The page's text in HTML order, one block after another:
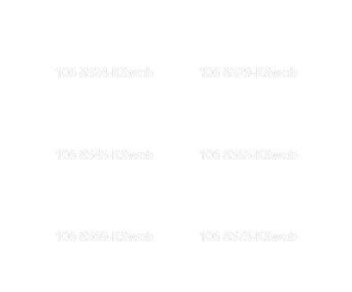
106 8524-KSweb 106 8529-KSweb
106 8545-KSweb 106 8565-KSweb
106 8569-KSweb 106 8573-KSweb